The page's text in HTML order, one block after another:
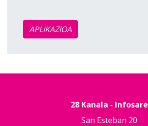
APLIKAZIOA
28 Kanala - Infosare
San Esteban 20